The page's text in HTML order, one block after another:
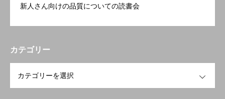
新人さん向けの品質についての読書会
カテゴリー